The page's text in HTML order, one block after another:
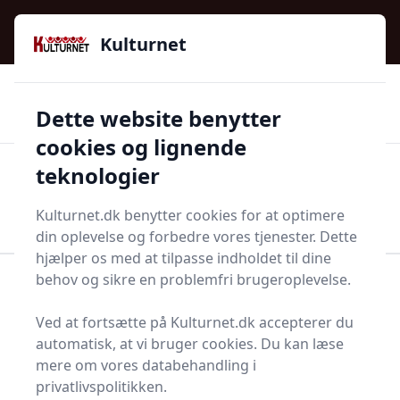
Kulturnet - Alt Det Gode I Livet | Din Kulturguide Siden
2016
97 kategorier 👍Kun godkendte butikker
Start søgning
Bolig og indretning
Knapceller - 69 på lager
Kulturnet
Dette website benytter
cookies og lignende
teknologier
Kulturnet.dk benytter cookies for at optimere
din oplevelse og forbedre vores tjenester. Dette
hjælper os med at tilpasse indholdet til dine
behov og sikre en problemfri brugeroplevelse.
Ved at fortsætte på Kulturnet.dk accepterer du
automatisk, at vi bruger cookies. Du kan læse
mere om vores databehandling i
privatlivspolitikken.